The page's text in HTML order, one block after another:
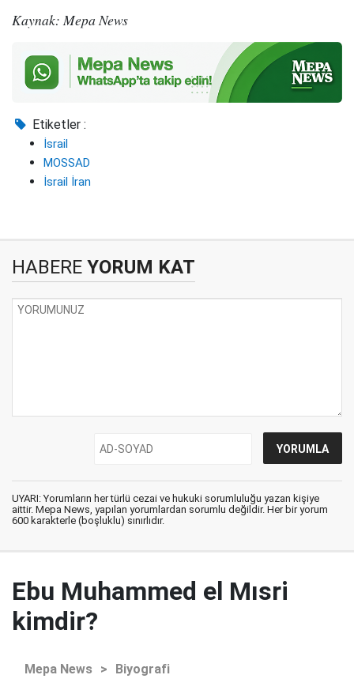
Kaynak: Mepa News
Etiketler :
İsrail
MOSSAD
İsrail İran
HABERE YORUM KAT
UYARI: Yorumların her türlü cezai ve hukuki sorumluluğu yazan kişiye
aittir. Mepa News, yapılan yorumlardan sorumlu değildir. Her bir yorum
600 karakterle (boşluklu) sınırlıdır.
Ebu Muhammed el Mısri
kimdir?
Mepa News > Biyografi